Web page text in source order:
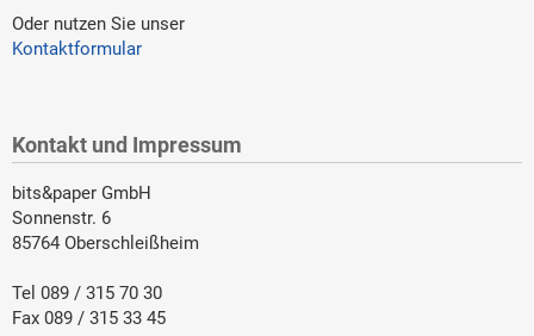
Oder nutzen Sie unser
Kontaktformular
Kontakt und Impressum
bits&paper GmbH
Sonnenstr. 6
85764 Oberschleißheim
Tel 089 / 315 70 30
Fax 089 / 315 33 45